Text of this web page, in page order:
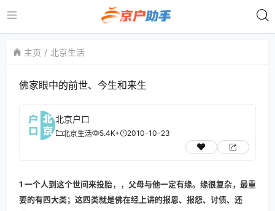
主页 北京生活
佛家眼中的前世、今生和来生
北京户口
北京生活 5.4K+ 2010-10-23
1 一个人到这个世间来投胎，，父母与他一定有缘。缘很复杂，最重
要的有四大类；这四类就是佛在经上讲的报恩、报怨、讨债、还